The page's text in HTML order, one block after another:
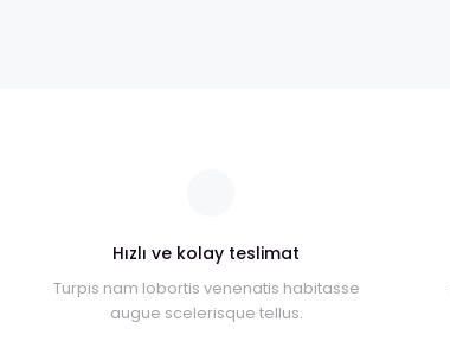
Hızlı ve kolay teslimat
Turpis nam lobortis venenatis habitasse
augue scelerisque tellus.